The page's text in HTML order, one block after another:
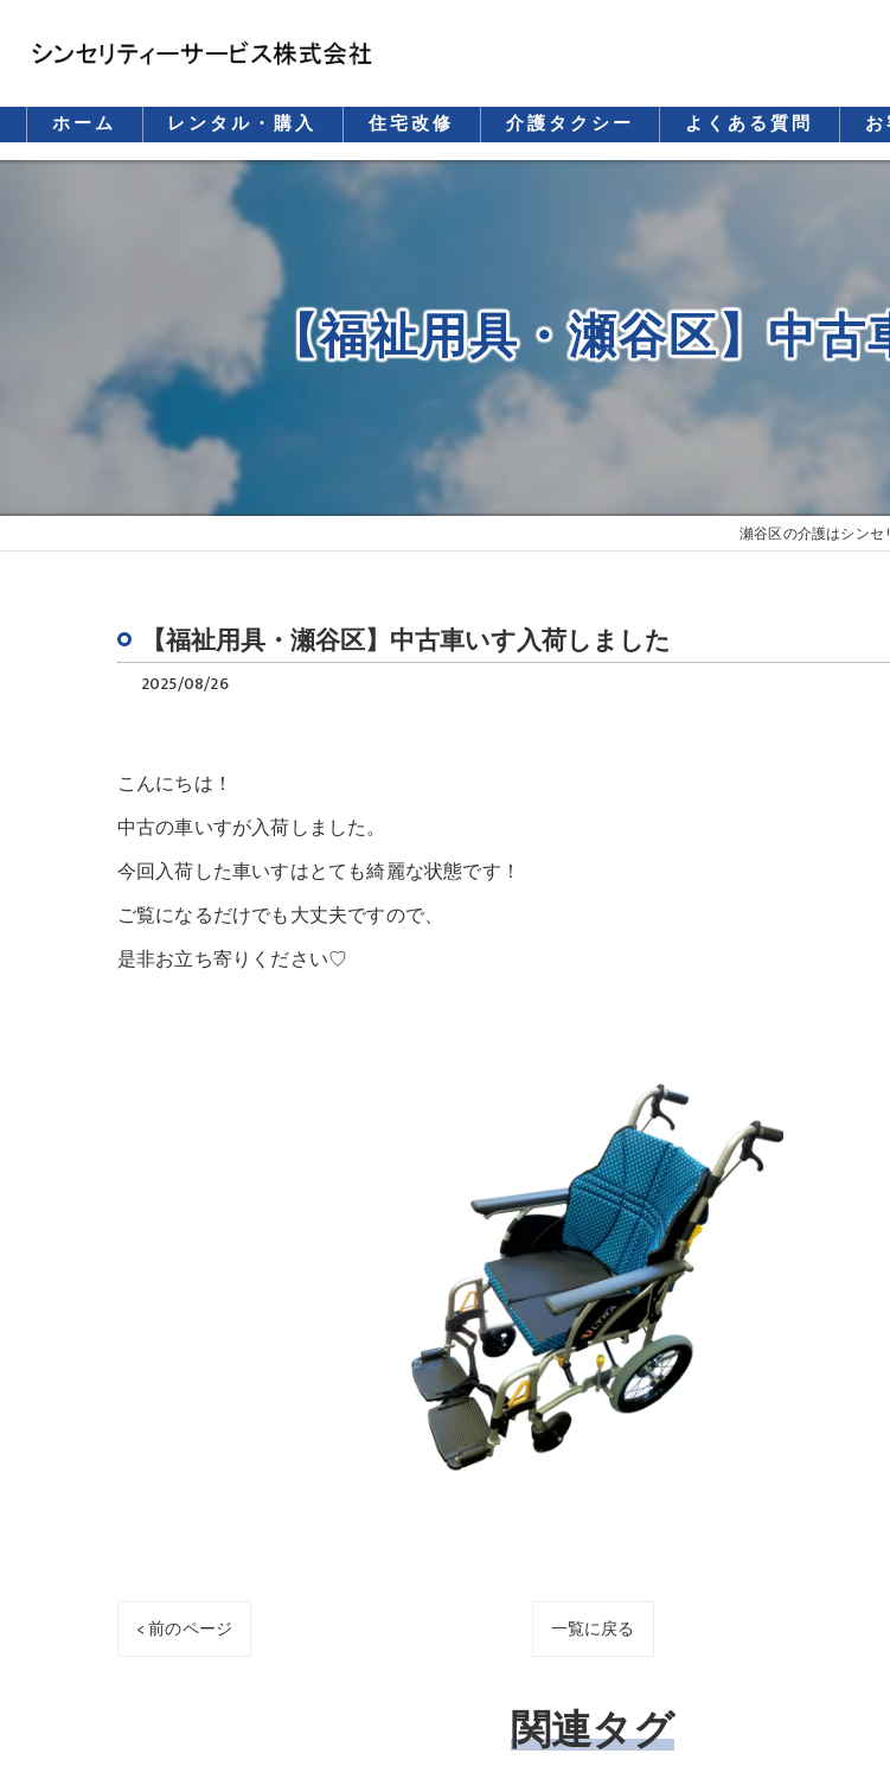
ホーム レンタル・購入
レンタル
購入（保険適用）
購入（自費）
重要事項説明
住宅改修 介護タクシー よくある質問
【福祉用具・瀬谷区】中
瀬谷区の介護はシン
【福祉用具・瀬谷区】中古車いす入荷しました
2025/08/26
こんにちは！
中古の車いすが入荷しました。
今回入荷した車いすはとても綺麗な状態です！
ご覧になるだけでも大丈夫ですので、
是非お立ち寄りください♡
< 前のページ 一覧に戻る
関連タグ